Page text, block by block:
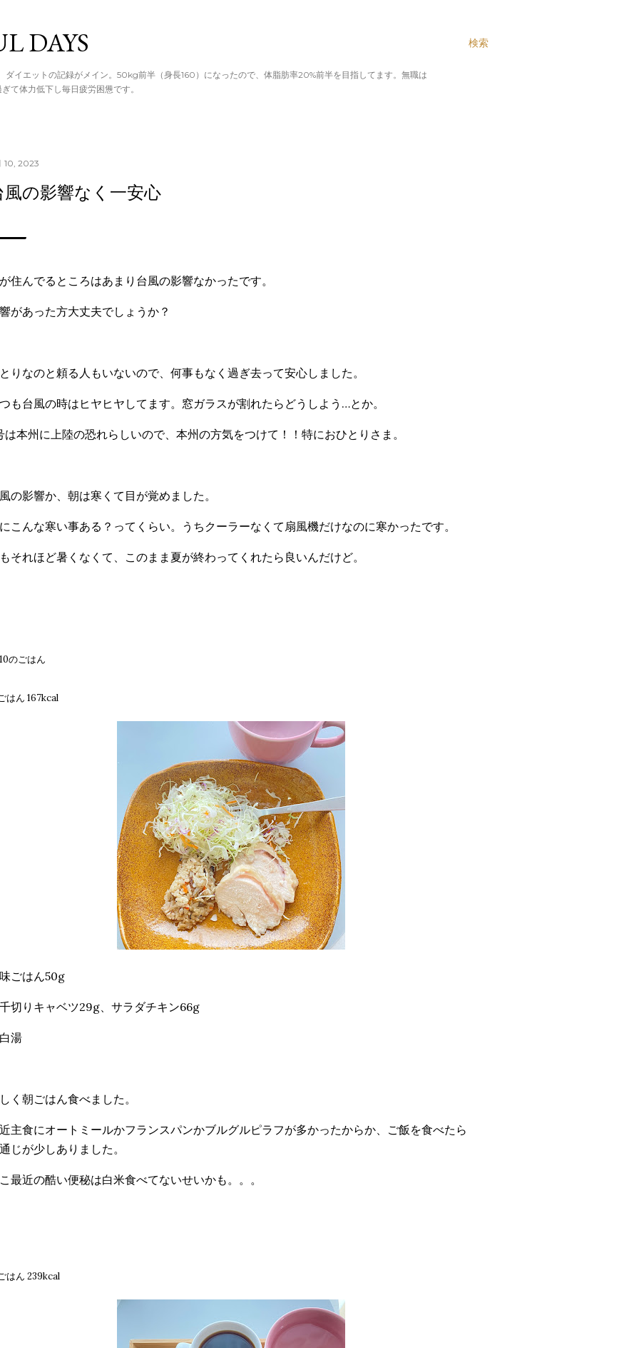
メイン コンテンツに移動
検索
DAYS
イエットの記録がメイン。50kg前半（身長160）になったので、体脂肪率20%前半を目指してます。無職は
て体力低下し毎日疲労困憊です。
10, 2023
風の影響なく一安心
住んでるところはあまり台風の影響なかったです。
があった方大丈夫でしょうか？
りなのと頼る人もいないので、何事もなく過ぎ去って安心しました。
も台風の時はヒヤヒヤしてます。窓ガラスが割れたらどうしよう…とか。
は本州に上陸の恐れらしいので、本州の方気をつけて！！特におひとりさま。
の影響か、朝は寒くて目が覚めました。
こんな寒い事ある？ってくらい。うちクーラーなくて扇風機だけなのに寒かったです。
それほど暑くなくて、このまま夏が終わってくれたら良いんだけど。
のごはん
はん 167kcal
ごはん50g
切りキャベツ29g、サラダチキン66g
湯
く朝ごはん食べました。
主食にオートミールかフランスパンかブルグルピラフが多かったからか、ご飯を食べたら
じが少しありました。
最近の酷い便秘は白米食べてないせいかも。。。
はん 239kcal